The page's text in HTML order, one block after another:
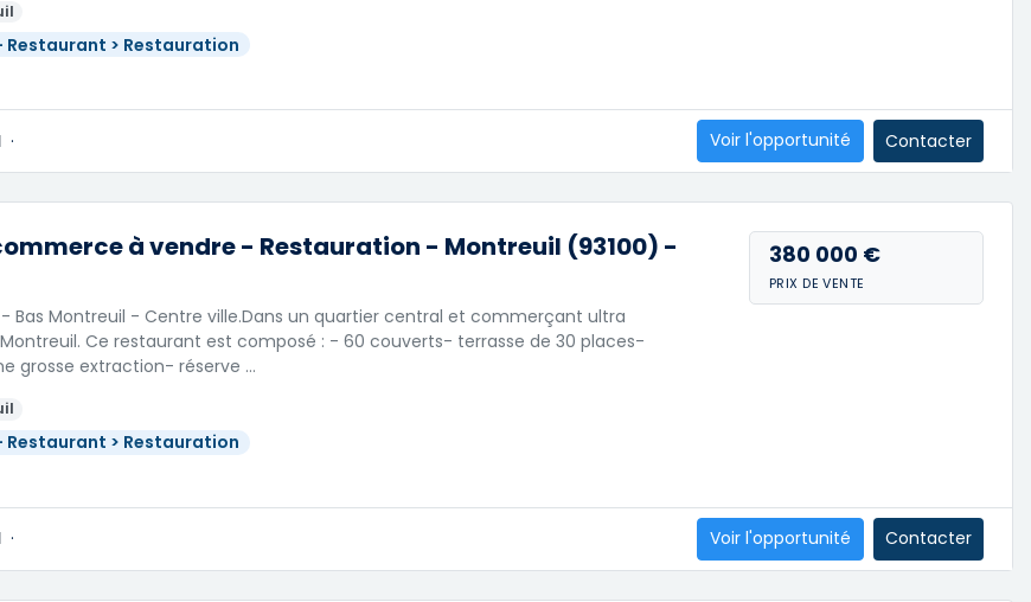
Restaurant > Restauration
· Voir l'opportunité Contacter
à vendre - Restauration - Montreuil (93100) -
Bas Montreuil - Centre ville.Dans un quartier central et commerçant ultra
Ce restaurant est composé : - 60 couverts- terrasse de 30 places-
grosse extraction- réserve …
Restaurant > Restauration
380 000 €
PRIX DE VENTE
· Voir l'opportunité Contacter